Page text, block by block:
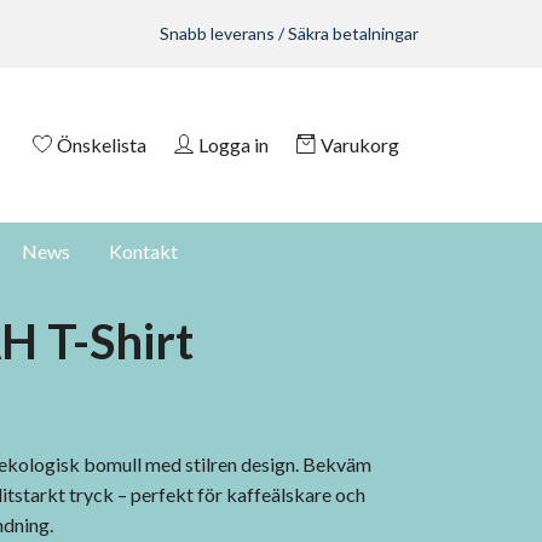
Snabb leverans / Säkra betalningar
Önskelista Logga in Varukorg
News Kontakt
T-Shirt
bomull med stilren design. Bekväm
tryck – perfekt för kaffeälskare och